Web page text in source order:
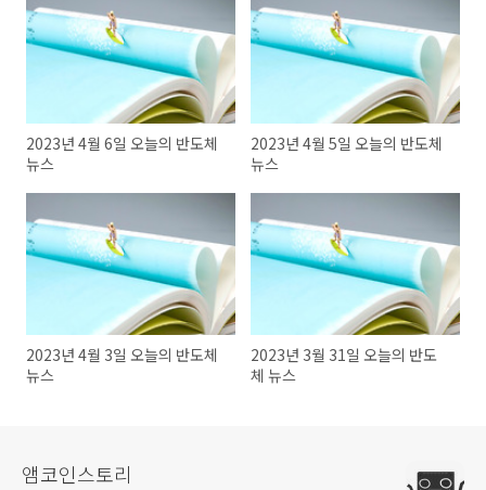
2023년 4월 6일 오늘의 반도체
뉴스
2023년 4월 5일 오늘의 반도체
뉴스
2023년 4월 3일 오늘의 반도체
뉴스
2023년 3월 31일 오늘의 반도
체 뉴스
앰코인스토리